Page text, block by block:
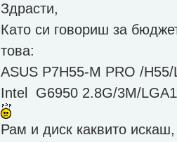
Здрасти,
Като си говориш за
това:
ASUS P7H55-M PRO /H55/
Intel G6950 2.8G/3M/
Рам и диск каквито